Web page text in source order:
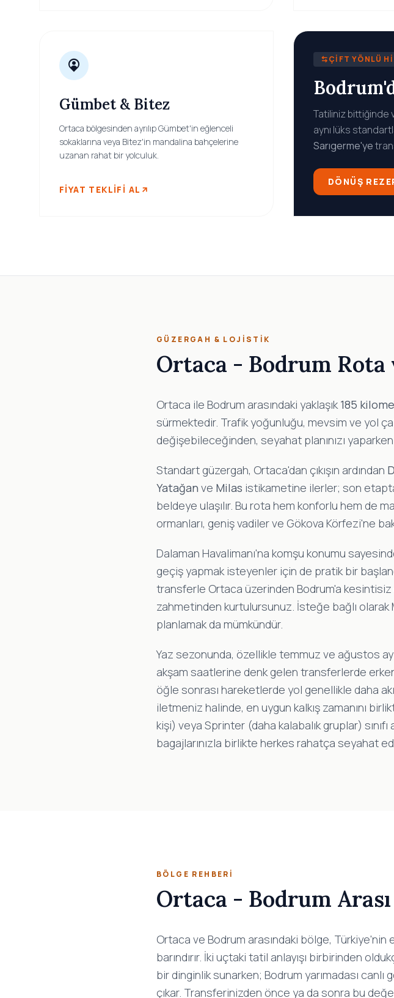
Gümbet & Bitez
Ortaca bölgesinden ayrılıp Gümbet'in eğlenceli
sokaklarına veya Bitez'in mandalina bahçelerine
uzanan rahat bir yolculuk.
FIYAT TEKLIFI AL
ÇIFT YÖNLÜ
Tatiliniz bittiğinde
aynı lüks
Sarıgerme'ye
DÖNÜŞ
GÜZERGAH & LOJISTIK
Ortaca - Bodrum
Ortaca ile Bodrum arasındaki yaklaşık185
sürmektedir. Trafik yoğunluğu, mevsim ve yol
değişebileceğinden, seyahat planınızı
Standart güzergah, Ortaca'dan çıkışın ardından
Yatağan ve Milas istikametine ilerler; son
beldeye ulaşılır. Bu rota hem konforlu hem de
ormanları, geniş vadiler ve Gökova Körfezi'ne
Dalaman Havalimanı'na komşu konumu
geçiş yapmak isteyenler için de pratik bir
transferle Ortaca üzerinden Bodrum'a kesintisiz
zahmetinden kurtulursunuz. İsteğe bağlı
planlamak da mümkündür.
Yaz sezonunda, özellikle temmuz ve ağustos
akşam saatlerine denk gelen transferlerde
öğle sonrası hareketlerde yol genellikle daha
iletmeniz halinde, en uygun kalkış zamanını
kişi) veya Sprinter (daha kalabalık gruplar)
bagajlarınızla birlikte herkes rahatça seyahat
BÖLGE REHBERI
Ortaca - Bodrum
Ortaca ve Bodrum arasındaki bölge,
barındırır. İki uçtaki tatil anlayışı birbirinden
bir dinginlik sunarken; Bodrum yarımadası
çıkar. Transferinizden önce ya da sonra bu